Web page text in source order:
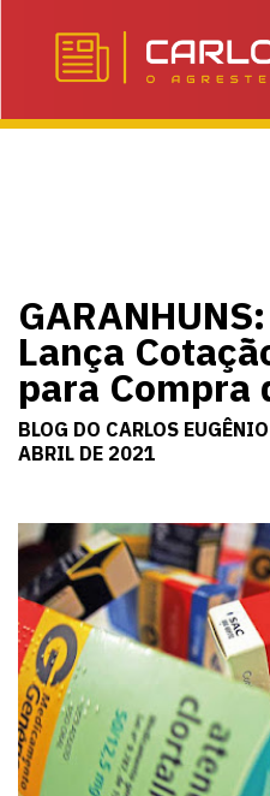
Lança
para Compra
BLOG DO CARLOS
ABRIL DE 2021